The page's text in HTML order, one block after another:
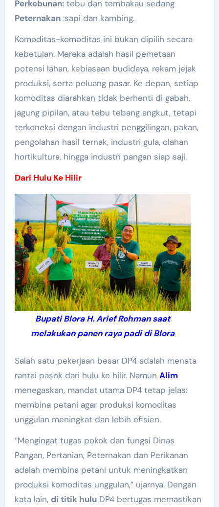
Perkebunan:tebu dan tembakau sedang
Peternakan:sapi dan kambing.
Komoditas-komoditas ini bukan dipilih secara
kebetulan. Mereka adalah hasil pemetaan
potensi lahan, kebiasaan budidaya, rekam jejak
produksi, serta peluang pasar. Ke depan, setiap
komoditas diarahkan tidak berhenti di gabah,
jagung pipilan, atau tebu tebang angkut, tetapi
terkoneksi dengan industri penggilingan, pakan,
pengolahan hasil ternak, industri gula, olahan
hortikultura, hingga industri pangan siap saji.
Dari Hulu Ke Hilir
Bupati Blora H. Arief Rohman saat
melakukan panen raya padi di Blora
Salah satu pekerjaan besar DP4 adalah menata
rantai pasok dari hulu ke hilir. Namun Alim
menegaskan, mandat utama DP4 tetap jelas:
membina petani agar produksi komoditas
unggulan meningkat dan lebih efisien.
“Mengingat tugas pokok dan fungsi Dinas
Pangan, Pertanian, Peternakan dan Perikanan
adalah membina petani untuk meningkatkan
produksi komoditas unggulan,” ujarnya. Dengan
kata lain, di titik huluDP4 bertugas memastikan